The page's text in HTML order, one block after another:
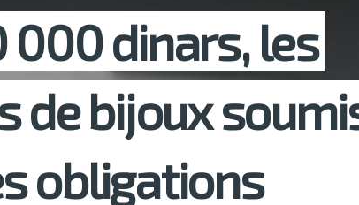
000 dinars, les
de bijoux
obligations